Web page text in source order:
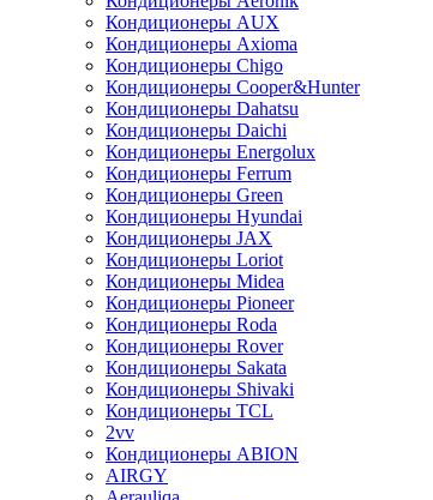
Кондиционеры AUX
Кондиционеры Axioma
Кондиционеры Chigo
Кондиционеры Cooper&Hunter
Кондиционеры Dahatsu
Кондиционеры Daichi
Кондиционеры Energolux
Кондиционеры Ferrum
Кондиционеры Green
Кондиционеры Hyundai
Кондиционеры JAX
Кондиционеры Loriot
Кондиционеры Midea
Кондиционеры Pioneer
Кондиционеры Roda
Кондиционеры Rover
Кондиционеры Sakata
Кондиционеры Shivaki
Кондиционеры TCL
2vv
Кондиционеры ABION
AIRGY